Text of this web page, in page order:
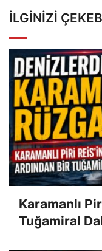
İLGINIZI
Karamanlı
Tuğamiral